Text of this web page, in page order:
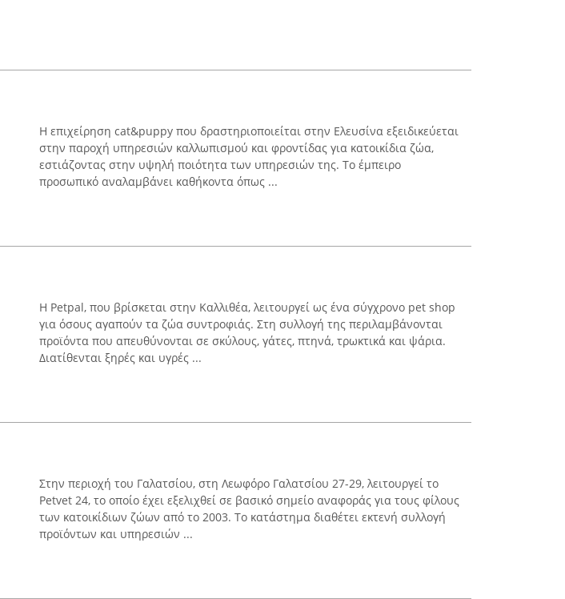
Η επιχείρηση cat&puppy που δραστηριοποιείται στην Ελευσίνα εξειδικεύεται
στην παροχή υπηρεσιών καλλωπισμού και φροντίδας για κατοικίδια ζώα,
εστιάζοντας στην υψηλή ποιότητα των υπηρεσιών της. Το έμπειρο
προσωπικό αναλαμβάνει καθήκοντα όπως ...
Η Petpal, που βρίσκεται στην Καλλιθέα, λειτουργεί ως ένα σύγχρονο pet shop
για όσους αγαπούν τα ζώα συντροφιάς. Στη συλλογή της περιλαμβάνονται
προϊόντα που απευθύνονται σε σκύλους, γάτες, πτηνά, τρωκτικά και ψάρια.
Διατίθενται ξηρές και υγρές ...
Στην περιοχή του Γαλατσίου, στη Λεωφόρο Γαλατσίου 27-29, λειτουργεί το
Petvet 24, το οποίο έχει εξελιχθεί σε βασικό σημείο αναφοράς για τους φίλους
των κατοικίδιων ζώων από το 2003. Το κατάστημα διαθέτει εκτενή συλλογή
προϊόντων και υπηρεσιών ...